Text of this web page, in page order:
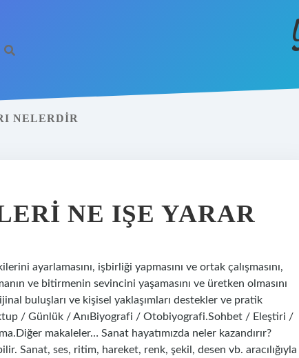
NELERDIR
NE IŞE YARAR
ayarlamasını, işbirliği yapmasını ve ortak çalışmasını,
ve bitirmenin sevincini yaşamasını ve üretken olmasını
buluşları ve kişisel yaklaşımları destekler ve pratik
/ Günlük / AnıBiyografi / Otobiyografi.Sohbet / Eleştiri /
makaleler… Sanat hayatımızda neler kazandırır?
Sanat, ses, ritim, hareket, renk, şekil, desen vb. aracılığıyla